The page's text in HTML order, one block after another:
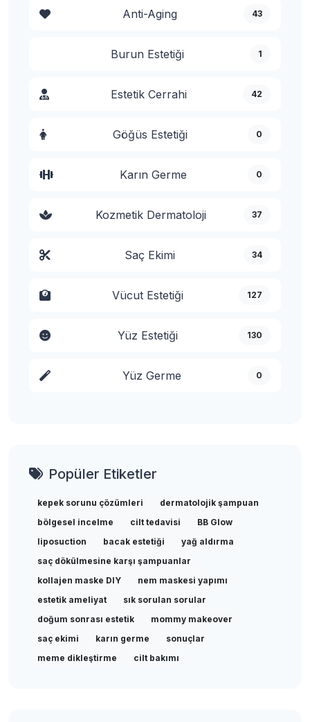
Anti-Aging 43
Burun Estetiği 1
Estetik Cerrahi 42
Göğüs Estetiği 0
Karın Germe 0
Kozmetik Dermatoloji 37
Saç Ekimi 34
Vücut Estetiği 127
Yüz Estetiği 130
Yüz Germe 0
Popüler Etiketler
kepek sorunu çözümleri
dermatolojik şampuan
bölgesel incelme
cilt tedavisi
BB Glow
liposuction
bacak estetiği
yağ aldırma
saç dökülmesine karşı şampuanlar
kollajen maske DIY
nem maskesi yapımı
estetik ameliyat
sık sorulan sorular
doğum sonrası estetik
mommy makeover
saç ekimi
karın germe
sonuçlar
meme dikleştirme
cilt bakımı